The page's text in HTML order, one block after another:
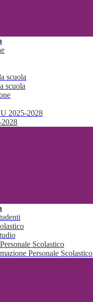
scuola
scuola
2025-2028
Scolastico
Personale Scolastico